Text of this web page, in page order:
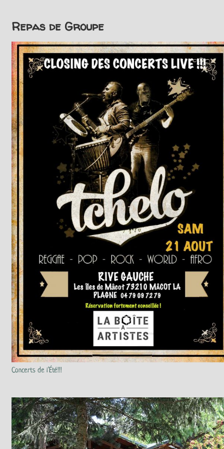
Repas de Groupe
Concerts de l’Été!!!